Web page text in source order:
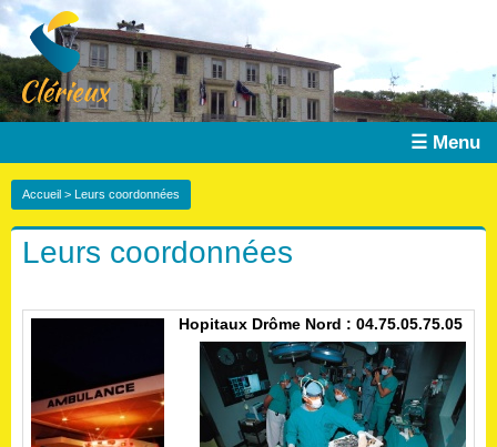
☰ Menu
Accueil > Leurs coordonnées
Leurs coordonnées
Hopitaux Drôme Nord : 04.75.05.75.05